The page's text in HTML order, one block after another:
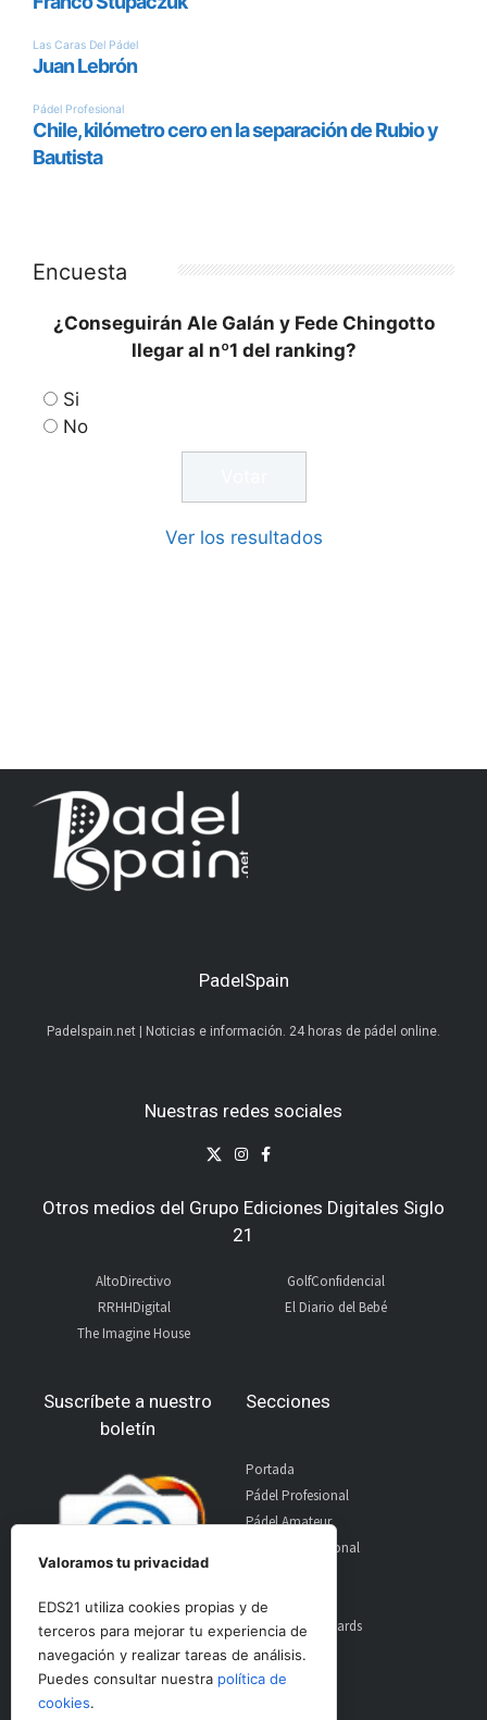
Encuesta
¿Conseguirán Ale Galán y Fede Chingotto
llegar al nº1 del ranking?
Si
No
Ver los resultados
PadelSpain
Padelspain.net | Noticias e información. 24 horas de pádel online.
Nuestras redes sociales
Otros medios del Grupo Ediciones Digitales Siglo
21
AltoDirectivo
RRHHDigital
The Imagine House
GolfConfidencial
El Diario del Bebé
Suscríbete a nuestro
boletín
Secciones
Portada
Pádel Profesional
Pádel Amateur
Pádel Internacional
Material
World Padel Awards
Contacto
Publicidad
Valoramos tu privacidad
EDS21 utiliza cookies propias y de
terceros para mejorar tu experiencia de
navegación y realizar tareas de análisis.
Puedes consultar nuestra política de
cookies.